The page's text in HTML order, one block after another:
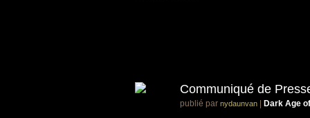
Communiqué de
publié par nydaunvan Dark Age